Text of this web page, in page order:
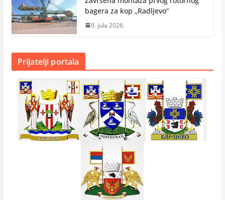
bagera za kop „Radlјevo“
9. jula 2026.
Prijatelji portala